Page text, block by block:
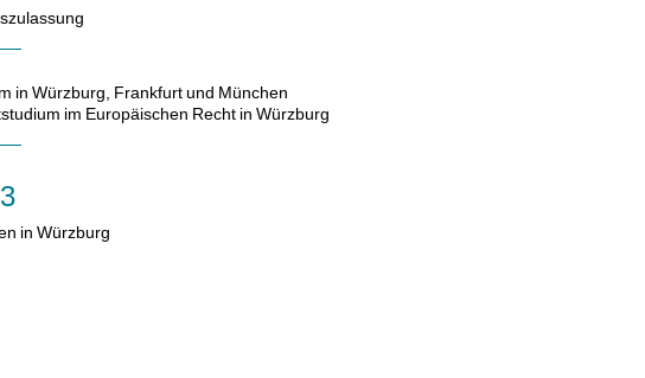
in Würzburg, Frankfurt und München
im Europäischen Recht in Würzburg
in Würzburg